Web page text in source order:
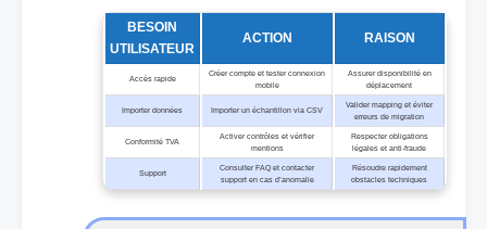
BESOIN
UTILISATEUR
ACTION RAISON
Accès rapide
Créer compte et tester connexion
mobile
Assurer disponibilité en
déplacement
Importer données Importer un échantillon via CSV
Valider mapping et éviter
erreurs de migration
Conformité TVA
Activer contrôles et vérifier
mentions
Respecter obligations
légales et anti‑fraude
Support
Consulter FAQ et contacter
support en cas d’anomalie
Résoudre rapidement
obstacles techniques